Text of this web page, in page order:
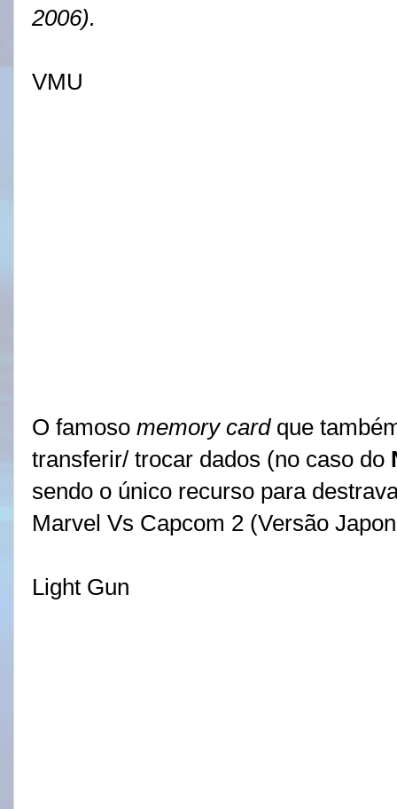
2006).
VMU
O famoso memory cardque
transferir/ trocar dados (no caso do
sendo o único recurso para
Marvel Vs Capcom 2 (Versão
Light Gun